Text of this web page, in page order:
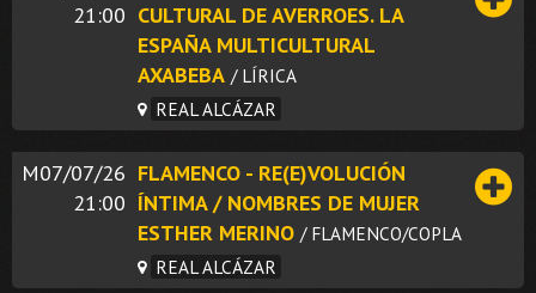
21:00 CULTURAL DE AVERROES. LA
ESPAÑA MULTICULTURAL
AXABEBA / LÍRICA
REAL ALCÁZAR
M07/07/26
21:00
FLAMENCO - RE(E)VOLUCIÓN
ÍNTIMA / NOMBRES DE MUJER
ESTHER MERINO / FLAMENCO/COPLA
REAL ALCÁZAR